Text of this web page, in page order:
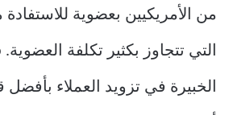
من الأمريكيين بعضوية
الخبيرة في تزويد العملاء بأفضل